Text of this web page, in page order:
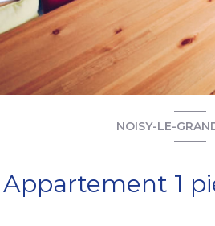
NOISY-LE-